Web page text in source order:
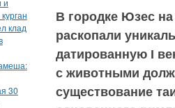
В городке Юзес
раскопали
датированную I
с животными
существование
и
клад
30